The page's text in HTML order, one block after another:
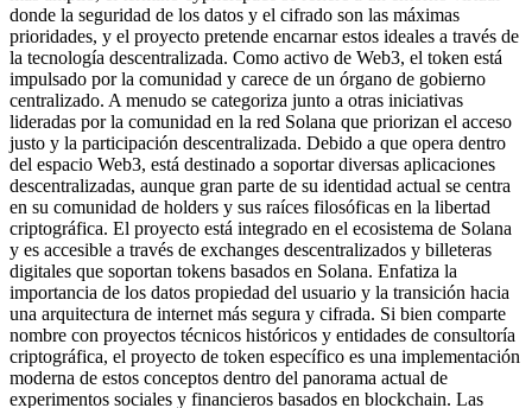
donde la seguridad de los datos y el cifrado son las máximas
prioridades, y el proyecto pretende encarnar estos ideales a través de
la tecnología descentralizada. Como activo de Web3, el token está
impulsado por la comunidad y carece de un órgano de gobierno
centralizado. A menudo se categoriza junto a otras iniciativas
lideradas por la comunidad en la red Solana que priorizan el acceso
justo y la participación descentralizada. Debido a que opera dentro
del espacio Web3, está destinado a soportar diversas aplicaciones
descentralizadas, aunque gran parte de su identidad actual se centra
en su comunidad de holders y sus raíces filosóficas en la libertad
criptográfica. El proyecto está integrado en el ecosistema de Solana
y es accesible a través de exchanges descentralizados y billeteras
digitales que soportan tokens basados en Solana. Enfatiza la
importancia de los datos propiedad del usuario y la transición hacia
una arquitectura de internet más segura y cifrada. Si bien comparte
nombre con proyectos técnicos históricos y entidades de consultoría
criptográfica, el proyecto de token específico es una implementación
moderna de estos conceptos dentro del panorama actual de
experimentos sociales y financieros basados en blockchain. Las